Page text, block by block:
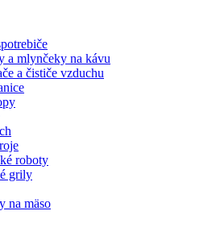
a mlynčeky na kávu
a čističe vzduchu
roboty
grily
na mäso